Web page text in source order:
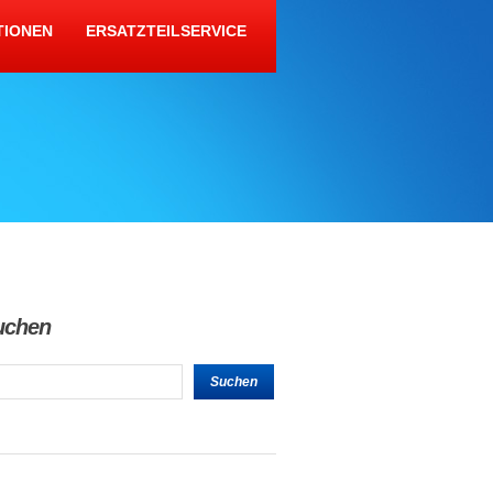
ERSATZTEILSERVICE